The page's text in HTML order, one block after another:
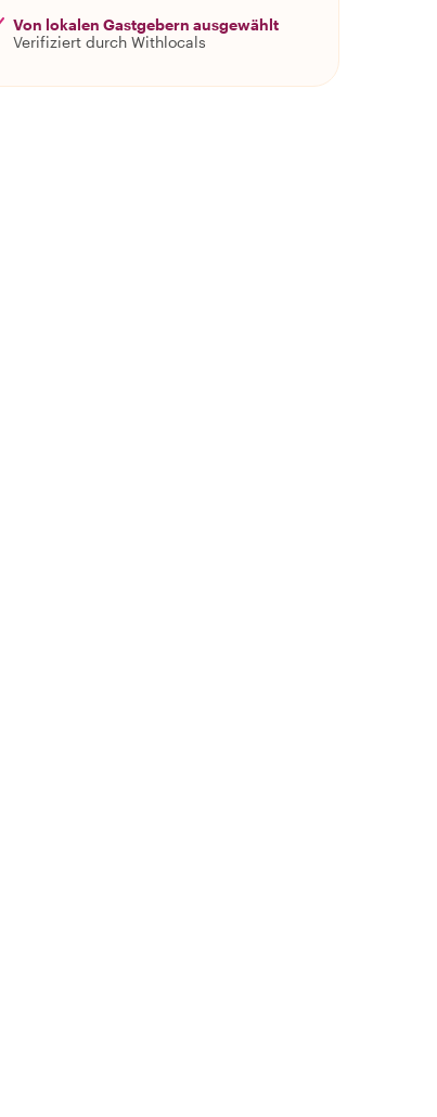
Von lokalen Gastgebern ausgewählt
Verifiziert durch Withlocals